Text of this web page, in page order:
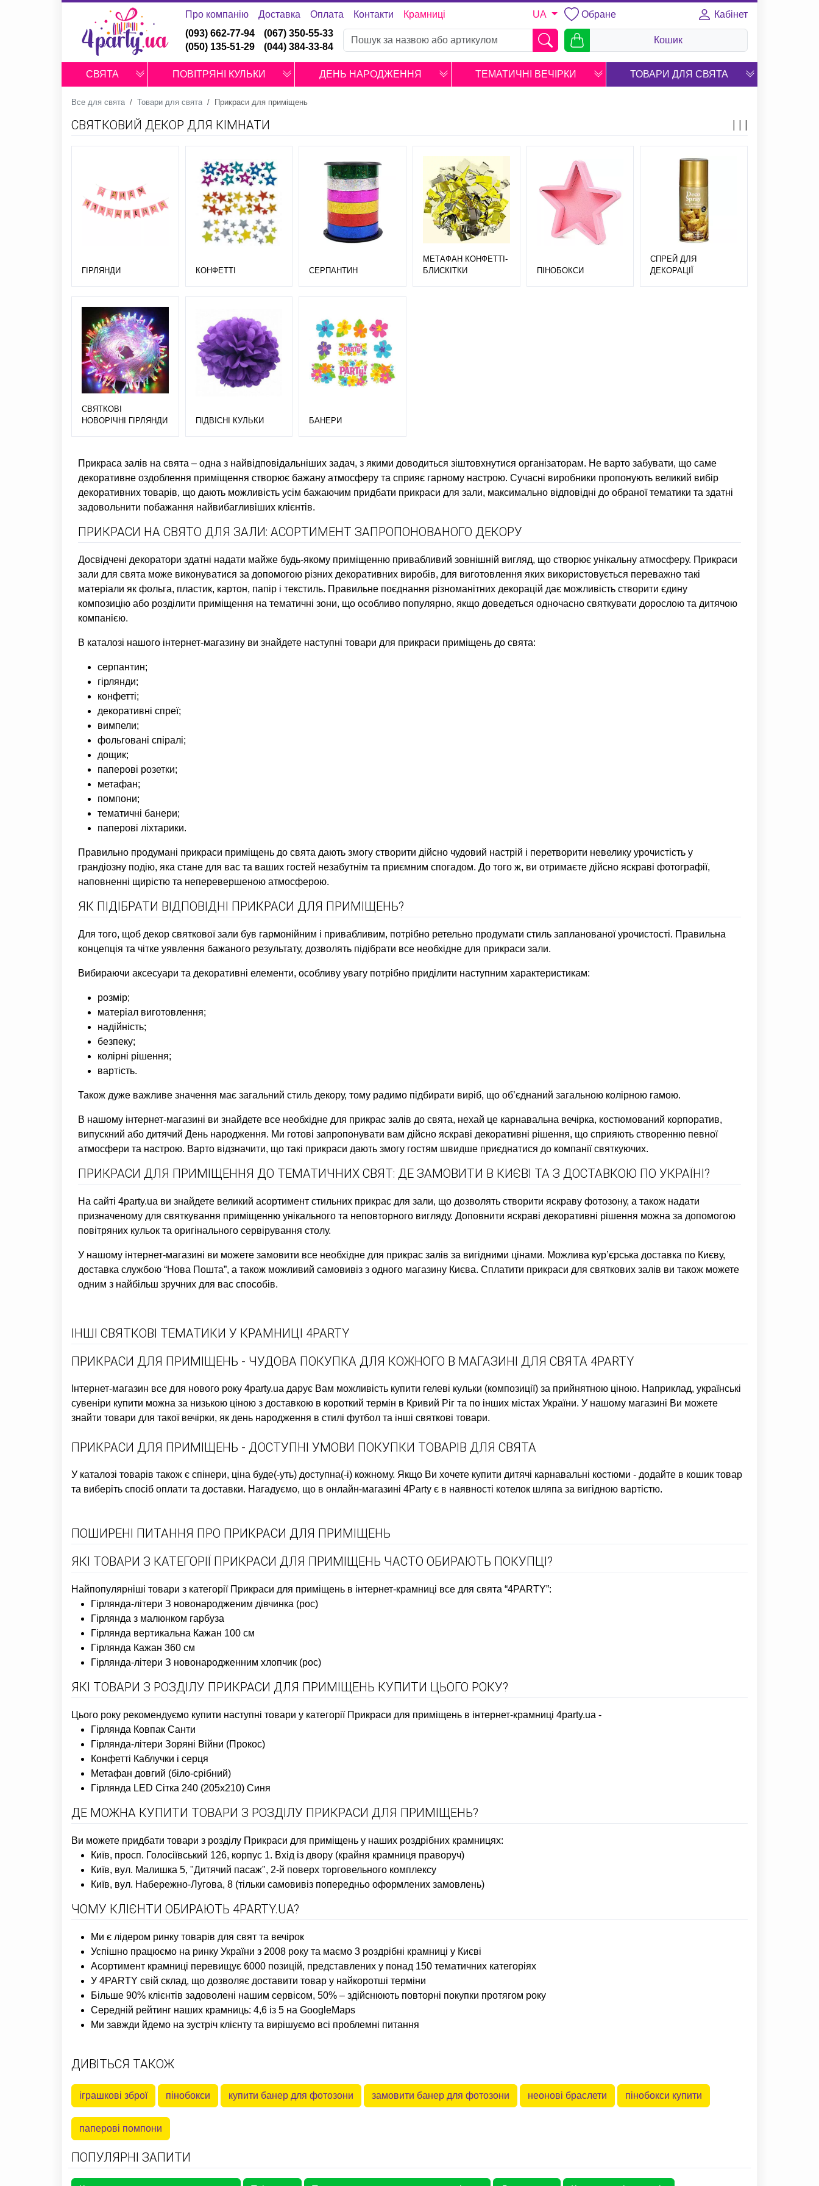
Про компанію Доставка Оплата Контакти Крамниці UA Обране
Кабінет
(093) 662-77-94
(050) 135-51-29
(067) 350-55-33
(044) 384-33-84
Кошик
СВЯТА ПОВІТРЯНІ КУЛЬКИ ДЕНЬ НАРОДЖЕННЯ ТЕМАТИЧНІ ВЕЧІРКИ ТОВАРИ ДЛЯ СВЯТА
Все для свята Товари для свята Прикраси для приміщень
СВЯТКОВИЙ ДЕКОР ДЛЯ КІМНАТИ
ГІРЛЯНДИ КОНФЕТТІ СЕРПАНТИН
МЕТАФАН КОНФЕТТІ-
БЛИСКІТКИ
ПІНОБОКСИ
СПРЕЙ ДЛЯ
ДЕКОРАЦІЇ
СВЯТКОВІ
НОВОРІЧНІ ГІРЛЯНДИ
ПІДВІСНІ КУЛЬКИ БАНЕРИ
Прикраса залів на свята – одна з найвідповідальніших задач, з якими доводиться зіштовхнутися організаторам. Не варто забувати, що саме
декоративне оздоблення приміщення створює бажану атмосферу та сприяє гарному настрою. Сучасні виробники пропонують великий вибір
декоративних товарів, що дають можливість усім бажаючим придбати прикраси для зали, максимально відповідні до обраної тематики та здатні
задовольнити побажання найвибагливіших клієнтів.
ПРИКРАСИ НА СВЯТО ДЛЯ ЗАЛИ: АСОРТИМЕНТ ЗАПРОПОНОВАНОГО ДЕКОРУ
Досвідчені декоратори здатні надати майже будь-якому приміщенню привабливий зовнішній вигляд, що створює унікальну атмосферу. Прикраси
зали для свята може виконуватися за допомогою різних декоративних виробів, для виготовлення яких використовується переважно такі
матеріали як фольга, пластик, картон, папір і текстиль. Правильне поєднання різноманітних декорацій дає можливість створити єдину
композицію або розділити приміщення на тематичні зони, що особливо популярно, якщо доведеться одночасно святкувати дорослою та дитячою
компанією.
В каталозі нашого інтернет-магазину ви знайдете наступні товари для прикраси приміщень до свята:
серпантин;
гірлянди;
конфетті;
декоративні спреї;
вимпели;
фольговані спіралі;
дощик;
паперові розетки;
метафан;
помпони;
тематичні банери;
паперові ліхтарики.
Правильно продумані прикраси приміщень до свята дають змогу створити дійсно чудовий настрій і перетворити невелику урочистість у
грандіозну подію, яка стане для вас та ваших гостей незабутнім та приємним спогадом. До того ж, ви отримаєте дійсно яскраві фотографії,
наповненні щирістю та неперевершеною атмосферою.
ЯК ПІДІБРАТИ ВІДПОВІДНІ ПРИКРАСИ ДЛЯ ПРИМІЩЕНЬ?
Для того, щоб декор святкової зали був гармонійним і привабливим, потрібно ретельно продумати стиль запланованої урочистості. Правильна
концепція та чітке уявлення бажаного результату, дозволять підібрати все необхідне для прикраси зали.
Вибираючи аксесуари та декоративні елементи, особливу увагу потрібно приділити наступним характеристикам:
розмір;
матеріал виготовлення;
надійність;
безпеку;
колірні рішення;
вартість.
Також дуже важливе значення має загальний стиль декору, тому радимо підбирати виріб, що об’єднаний загальною колірною гамою.
В нашому інтернет-магазині ви знайдете все необхідне для прикрас залів до свята, нехай це карнавальна вечірка, костюмований корпоратив,
випускний або дитячий День народження. Ми готові запропонувати вам дійсно яскраві декоративні рішення, що сприяють створенню певної
атмосфери та настрою. Варто відзначити, що такі прикраси дають змогу гостям швидше приєднатися до компанії святкуючих.
ПРИКРАСИ ДЛЯ ПРИМІЩЕННЯ ДО ТЕМАТИЧНИХ СВЯТ: ДЕ ЗАМОВИТИ В КИЄВІ ТА З ДОСТАВКОЮ ПО УКРАЇНІ?
На сайті 4party.ua ви знайдете великий асортимент стильних прикрас для зали, що дозволять створити яскраву фотозону, а також надати
призначеному для святкування приміщенню унікального та неповторного вигляду. Доповнити яскраві декоративні рішення можна за допомогою
повітряних кульок та оригінального сервірування столу.
У нашому інтернет-магазині ви можете замовити все необхідне для прикрас залів за вигідними цінами. Можлива кур’єрська доставка по Києву,
доставка службою “Нова Пошта”, а також можливий самовивіз з одного магазину Києва. Сплатити прикраси для святкових залів ви також можете
одним з найбільш зручних для вас способів.
ІНШІ СВЯТКОВІ ТЕМАТИКИ У КРАМНИЦІ 4PARTY
ПРИКРАСИ ДЛЯ ПРИМІЩЕНЬ - ЧУДОВА ПОКУПКА ДЛЯ КОЖНОГО В МАГАЗИНІ ДЛЯ СВЯТА 4PARTY
Інтернет-магазин все для нового року 4party.ua дарує Вам можливість купити гелеві кульки (композиції) за прийнятною ціною. Наприклад, українські
сувеніри купити можна за низькою ціною з доставкою в короткий термін в Кривий Ріг та по інших містах України. У нашому магазині Ви можете
знайти товари для такої вечірки, як день народження в стилі футбол та інші святкові товари.
ПРИКРАСИ ДЛЯ ПРИМІЩЕНЬ - ДОСТУПНІ УМОВИ ПОКУПКИ ТОВАРІВ ДЛЯ СВЯТА
У каталозі товарів також є спінери, ціна буде(-уть) доступна(-і) кожному. Якщо Ви хочете купити дитячі карнавальні костюми - додайте в кошик товар
та виберіть спосіб оплати та доставки. Нагадуємо, що в онлайн-магазині 4Party є в наявності котелок шляпа за вигідною вартістю.
ПОШИРЕНІ ПИТАННЯ ПРО ПРИКРАСИ ДЛЯ ПРИМІЩЕНЬ
ЯКІ ТОВАРИ З КАТЕГОРІЇ ПРИКРАСИ ДЛЯ ПРИМІЩЕНЬ ЧАСТО ОБИРАЮТЬ ПОКУПЦІ?
Найпопулярніші товари з категорії Прикраси для приміщень в інтернет-крамниці все для свята “4PARTY”:
Гірлянда-літери З новонародженим дівчинка (рос)
Гірлянда з малюнком гарбуза
Гірлянда вертикальна Кажан 100 см
Гірлянда Кажан 360 см
Гірлянда-літери З новонародженним хлопчик (рос)
ЯКІ ТОВАРИ З РОЗДІЛУ ПРИКРАСИ ДЛЯ ПРИМІЩЕНЬ КУПИТИ ЦЬОГО РОКУ?
Цього року рекомендуємо купити наступні товари у категорії Прикраси для приміщень в інтернет-крамниці 4party.ua -
Гірлянда Ковпак Санти
Гірлянда-літери Зоряні Війни (Прокос)
Конфетті Каблучки і серця
Метафан довгий (біло-срібний)
Гірлянда LED Сітка 240 (205х210) Синя
ДЕ МОЖНА КУПИТИ ТОВАРИ З РОЗДІЛУ ПРИКРАСИ ДЛЯ ПРИМІЩЕНЬ?
Ви можете придбати товари з розділу Прикраси для приміщень у наших роздрібних крамницях:
Київ, просп. Голосіївський 126, корпус 1. Вхід із двору (крайня крамниця праворуч)
Київ, вул. Малишка 5, "Дитячий пасаж", 2-й поверх торговельного комплексу
Київ, вул. Набережно-Лугова, 8 (тільки самовивіз попередньо оформлених замовлень)
ЧОМУ КЛІЄНТИ ОБИРАЮТЬ 4PARTY.UA?
Ми є лідером ринку товарів для свят та вечірок
Успішно працюємо на ринку України з 2008 року та маємо 3 роздрібні крамниці у Києві
Асортимент крамниці перевищує 6000 позицій, представлених у понад 150 тематичних категоріях
У 4PARTY свій склад, що дозволяє доставити товар у найкоротші терміни
Більше 90% клієнтів задоволені нашим сервісом, 50% – здійснюють повторні покупки протягом року
Середній рейтинг наших крамниць: 4,6 із 5 на GoogleMaps
Ми завжди йдемо на зустріч клієнту та вирішуємо всі проблемні питання
ДИВІТЬСЯ ТАКОЖ
іграшкові зброї пінобокси купити банер для фотозони замовити банер для фотозони неонові браслети пінобокси купити
паперові помпони
ПОПУЛЯРНІ ЗАПИТИ